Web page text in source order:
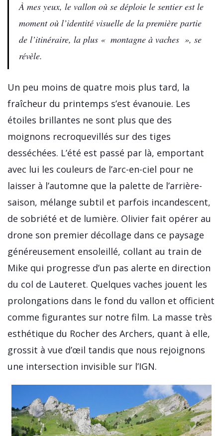
À mes yeux, le vallon où se déploie le sentier est le
moment où l’identité visuelle de la première partie
de l’itinéraire, la plus « montagne à vaches », se
révèle.
Un peu moins de quatre mois plus tard, la
fraîcheur du printemps s’est évanouie. Les
étoiles brillantes ne sont plus que des
moignons recroquevillés sur des tiges
desséchées. L’été est passé par là, emportant
avec lui les couleurs de l’arc-en-ciel pour ne
laisser à l’automne que la palette de l’arrière-
saison, mélange subtil et parfois incandescent,
de sobriété et de lumière. Olivier fait opérer au
drone son premier décollage dans ce paysage
généreusement ensoleillé, collant au train de
Mike qui progresse d’un pas alerte en direction
du col de Lauteret. Quelques vaches jouent les
prolongations dans le fond du vallon et officient
comme figurantes sur notre film. La masse très
esthétique du Rocher des Archers, quant à elle,
grossit à vue d’œil tandis que nous rejoignons
une intersection invisible sur l’IGN.